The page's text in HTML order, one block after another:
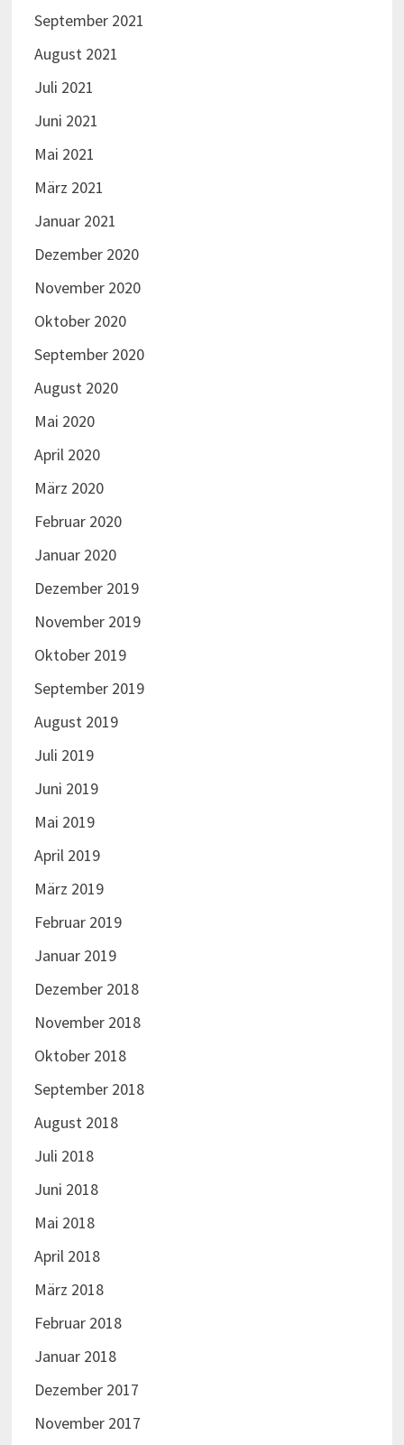
September 2021
August 2021
Juli 2021
Juni 2021
Mai 2021
März 2021
Januar 2021
Dezember 2020
November 2020
Oktober 2020
September 2020
August 2020
Mai 2020
April 2020
März 2020
Februar 2020
Januar 2020
Dezember 2019
November 2019
Oktober 2019
September 2019
August 2019
Juli 2019
Juni 2019
Mai 2019
April 2019
März 2019
Februar 2019
Januar 2019
Dezember 2018
November 2018
Oktober 2018
September 2018
August 2018
Juli 2018
Juni 2018
Mai 2018
April 2018
März 2018
Februar 2018
Januar 2018
Dezember 2017
November 2017